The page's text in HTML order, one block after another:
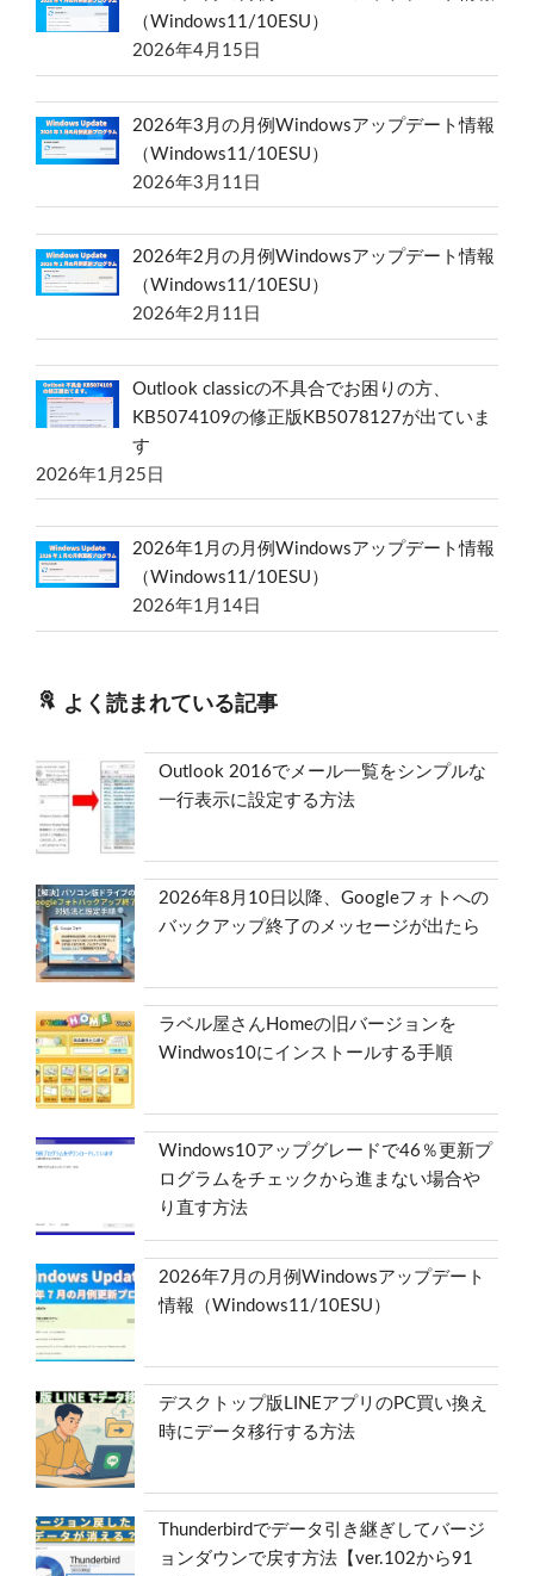
（Windows11/10ESU）
2026年4月15日
2026年3月の月例Windowsアップデート情報
（Windows11/10ESU）
2026年3月11日
2026年2月の月例Windowsアップデート情報
（Windows11/10ESU）
2026年2月11日
Outlook classicの不具合でお困りの方、
KB5074109の修正版KB5078127が出ていま
す
2026年1月25日
2026年1月の月例Windowsアップデート情報
（Windows11/10ESU）
2026年1月14日
よく読まれている記事
Outlook 2016でメール一覧をシンプルな
一行表示に設定する方法
2026年8月10日以降、Googleフォトへの
バックアップ終了のメッセージが出たら
ラベル屋さんHomeの旧バージョンを
Windwos10にインストールする手順
Windows10アップグレードで46％更新プ
ログラムをチェックから進まない場合や
り直す方法
2026年7月の月例Windowsアップデート
情報（Windows11/10ESU）
デスクトップ版LINEアプリのPC買い換え
時にデータ移行する方法
Thunderbirdでデータ引き継ぎしてバージ
ョンダウンで戻す方法【ver.102から91